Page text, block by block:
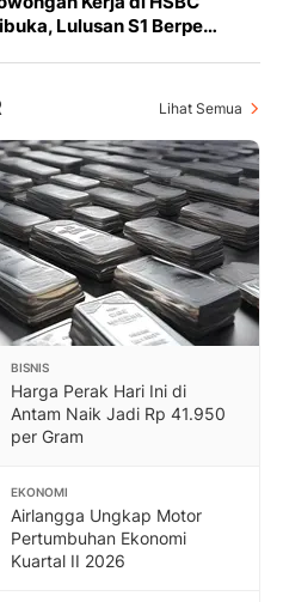
Lulusan S1 Berpe…
Lihat Semua
BISNIS
Harga Perak Hari Ini di
Antam Naik Jadi Rp 41.950
per Gram
EKONOMI
Airlangga Ungkap Motor
Pertumbuhan Ekonomi
Kuartal II 2026